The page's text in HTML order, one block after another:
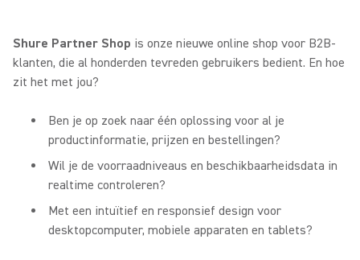
Shure Partner Shop is onze nieuwe online shop voor B2B-
klanten, die al honderden tevreden gebruikers bedient. En hoe
zit het met jou?
Ben je op zoek naar één oplossing voor al je
productinformatie, prijzen en bestellingen?
Wil je de voorraadniveaus en beschikbaarheidsdata in
realtime controleren?
Met een intuïtief en responsief design voor
desktopcomputer, mobiele apparaten en tablets?